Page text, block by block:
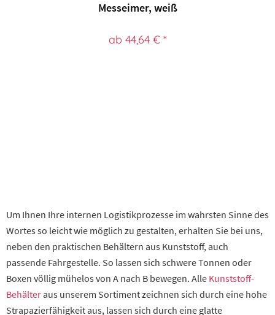
Messeimer, weiß
ab 44,64 € *
Um Ihnen Ihre internen Logistikprozesse im wahrsten Sinne des
Wortes so leicht wie möglich zu gestalten, erhalten Sie bei uns,
neben den praktischen Behältern aus Kunststoff, auch
passende Fahrgestelle. So lassen sich schwere Tonnen oder
Boxen völlig mühelos von A nach B bewegen. Alle Kunststoff-
Behälteraus unserem Sortiment zeichnen sich durch eine hohe
Strapazierfähigkeit aus, lassen sich durch eine glatte